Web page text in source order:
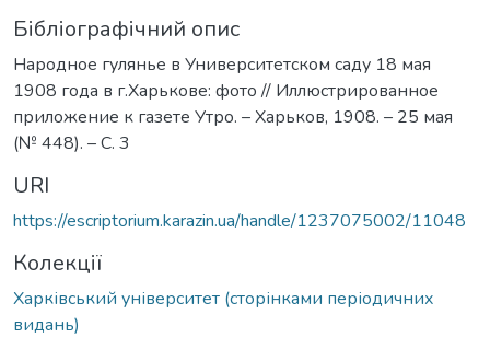
Бібліографічний опис
Народное гулянье в Университетском саду 18 мая
1908 года в г.Харькове: фото // Иллюстрированное
приложение к газете Утро. – Харьков, 1908. – 25 мая
(№ 448). – С. 3
URI
https://escriptorium.karazin.ua/handle/1237075002/11048
Колекції
Харківський університет (сторінками періодичних
видань)